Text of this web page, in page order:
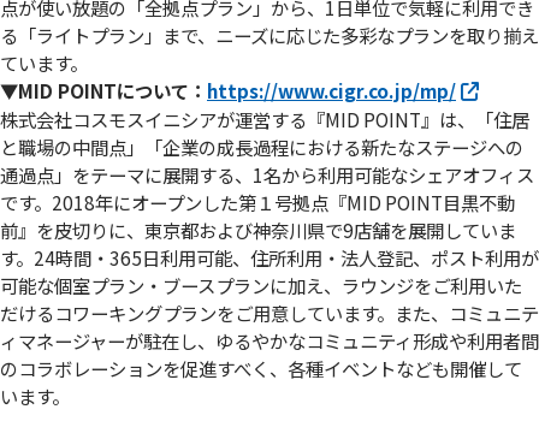
点が使い放題の「全拠点プラン」から、1日単位で気軽に利用でき
る「ライトプラン」まで、ニーズに応じた多彩なプランを取り揃え
ています。
▼MID POINTについて： https://www.cigr.co.jp/mp/
株式会社コスモスイニシアが運営する『MID POINT』は、「住居
と職場の中間点」「企業の成長過程における新たなステージへの
通過点」をテーマに展開する、1名から利用可能なシェアオフィス
です。2018年にオープンした第１号拠点『MID POINT目黒不動
前』を皮切りに、東京都および神奈川県で9店舗を展開していま
す。24時間・365日利用可能、住所利用・法人登記、ポスト利用が
可能な個室プラン・ブースプランに加え、ラウンジをご利用いた
だけるコワーキングプランをご用意しています。また、コミュニテ
ィマネージャーが駐在し、ゆるやかなコミュニティ形成や利用者間
のコラボレーションを促進すべく、各種イベントなども開催して
います。